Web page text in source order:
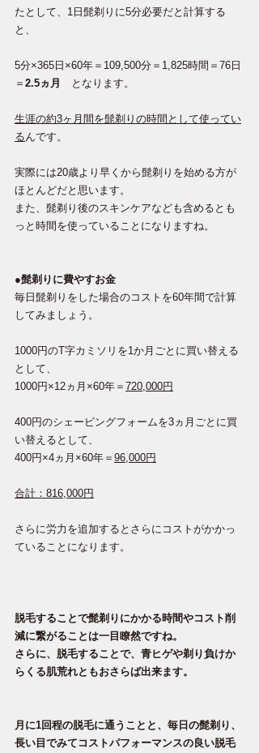
たとして、1日髭剃りに5分必要だと計算する
と、
5分×365日×60年＝109,500分＝1,825時間＝76日
＝ 2.5ヵ月 となります。
生涯の約3ヶ月間を髭剃りの時間として使ってい
る んです。
実際には20歳より早くから髭剃りを始める方が
ほとんどだと思います。
また、髭剃り後のスキンケアなども含めるとも
っと時間を使っていることになりますね。
●髭剃りに費やすお金
毎日髭剃りをした場合のコストを60年間で計算
してみましょう。
1000円のT字カミソリを1か月ごとに買い替える
として、
1000円×12ヵ月×60年＝ 720,000円
400円のシェービングフォームを3ヵ月ごとに買
い替えるとして、
400円×4ヵ月×60年＝ 96,000円
合計：816,000円
さらに労力を追加するとさらにコストがかかっ
ていることになります。
脱毛することで髭剃りにかかる時間やコスト削
減に繋がることは一目瞭然ですね。
さらに、脱毛することで、青ヒゲや剃り負けか
らくる肌荒れともおさらば出来ます。
月に1回程の脱毛に通うことと、毎日の髭剃り、
長い目でみてコストパフォーマンスの良い脱毛